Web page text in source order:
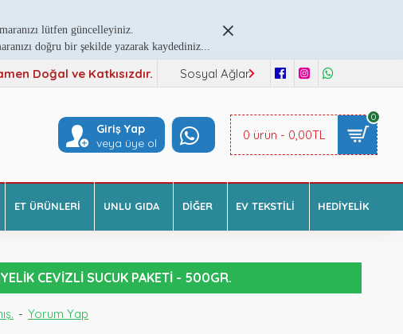
lütfen güncelleyiniz.
doğru bir şekilde yazarak kaydediniz...
Doğal ve Katkısızdır. Sosyal Ağlar
Giriş Yap
veya üye ol
0 ürün - 0,00TL
0
ET ÜRÜNLERI UNLU GIDA DIĞER EV TEKSTILI HEDIYELIK
CEVIZLI SUCUK PAKETI - 500GR.
- Yorum Yap